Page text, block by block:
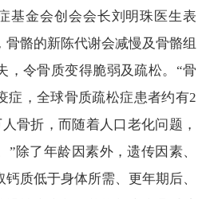
基金会创会会长刘明珠医生表
骨骼的新陈代谢会减慢及骨骼组
，令骨质变得脆弱及疏松。“骨
症，全球骨质疏松症患者约有2
骨折，而随着人口老化问题，
”除了年龄因素外，遗传因素、
质低于身体所需、更年期后、